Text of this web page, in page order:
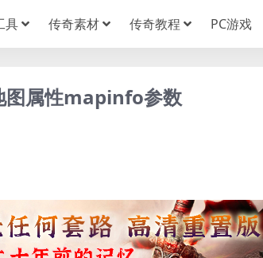
具 传奇素材 传奇教程 PC游戏
图属性mapinfo参数